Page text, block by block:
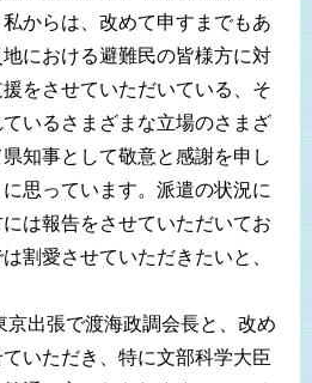
からは、改めて申すまでもあ
における避難民の皆様方に対
をさせていただいている、そ
いるさまざまな立場のさまざ
知事として敬意と感謝を申し
に思っています。派遣の状況に
は報告をさせていただいてお
割愛させていただきたいと、
京出張で渡海政調会長と、改め
いただき、特に文部科学大臣